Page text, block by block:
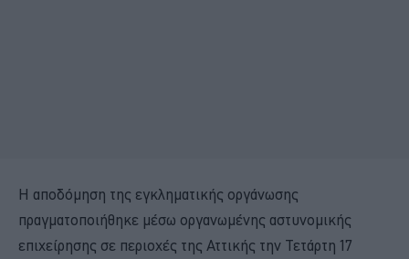
Η αποδόμηση της εγκληματικής οργάνωσης
πραγματοποιήθηκε μέσω οργανωμένης αστυνομικής
επιχείρησης σε περιοχές της Αττικής την Τετάρτη 17